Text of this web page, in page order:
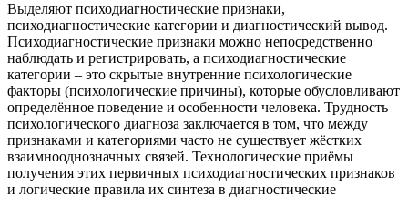
Выделяют психодиагностические признаки,
психодиагностические категории и диагностический вывод.
Психодиагностические признаки можно непосредственно
наблюдать и регистрировать, а психодиагностические
категории – это скрытые внутренние психологические
факторы (психологические причины), которые обусловливают
определённое поведение и особенности человека. Трудность
психологического диагноза заключается в том, что между
признаками и категориями часто не существует жёстких
взаимнооднозначных связей. Технологические приёмы
получения этих первичных психодиагностических признаков
и логические правила их синтеза в диагностические